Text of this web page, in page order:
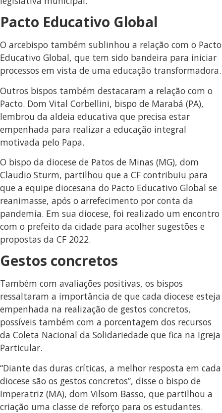
Pacto Educativo Global
O arcebispo também sublinhou a relação com o Pacto
Educativo Global, que tem sido bandeira para iniciar
processos em vista de uma educação transformadora.
Outros bispos também destacaram a relação com o
Pacto. Dom Vital Corbellini, bispo de Marabá (PA),
lembrou da aldeia educativa que precisa estar
empenhada para realizar a educação integral
motivada pelo Papa.
O bispo da diocese de Patos de Minas (MG), dom
Claudio Sturm, partilhou que a CF contribuiu para
que a equipe diocesana do Pacto Educativo Global se
reanimasse, após o arrefecimento por conta da
pandemia. Em sua diocese, foi realizado um encontro
com o prefeito da cidade para acolher sugestões e
propostas da CF 2022.
Gestos concretos
Também com avaliações positivas, os bispos
ressaltaram a importância de que cada diocese esteja
empenhada na realização de gestos concretos,
possíveis também com a porcentagem dos recursos
da Coleta Nacional da Solidariedade que fica na Igreja
Particular.
“Diante das duras críticas, a melhor resposta em cada
diocese são os gestos concretos”, disse o bispo de
Imperatriz (MA), dom Vilsom Basso, que partilhou a
criação uma classe de reforço para os estudantes.